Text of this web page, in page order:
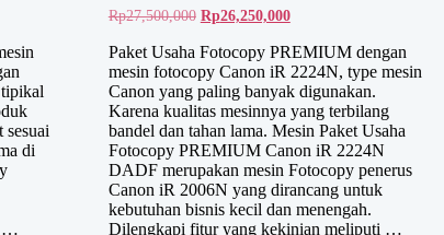
sesuai
di
…
Rp27,500,000 Harga
adalah:
Rp27,500,000.
Rp26,250,000Harga
ini
adalah:
Rp26,250,000.
Paket Usaha Fotocopy PREMIUM dengan
mesin fotocopy Canon iR 2224N, type mesin
Canon yang paling banyak digunakan.
Karena kualitas mesinnya yang terbilang
bandel dan tahan lama. Mesin Paket Usaha
Fotocopy PREMIUM Canon iR 2224N
DADF merupakan mesin Fotocopy penerus
Canon iR 2006N yang dirancang untuk
kebutuhan bisnis kecil dan menengah.
Dilengkapi fitur yang kekinian meliputi …